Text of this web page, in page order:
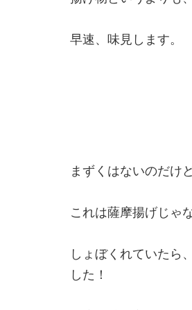
早速、味見します。
まずくはないのだけ
これは薩摩揚げじ
しょぼくれていたら
した！